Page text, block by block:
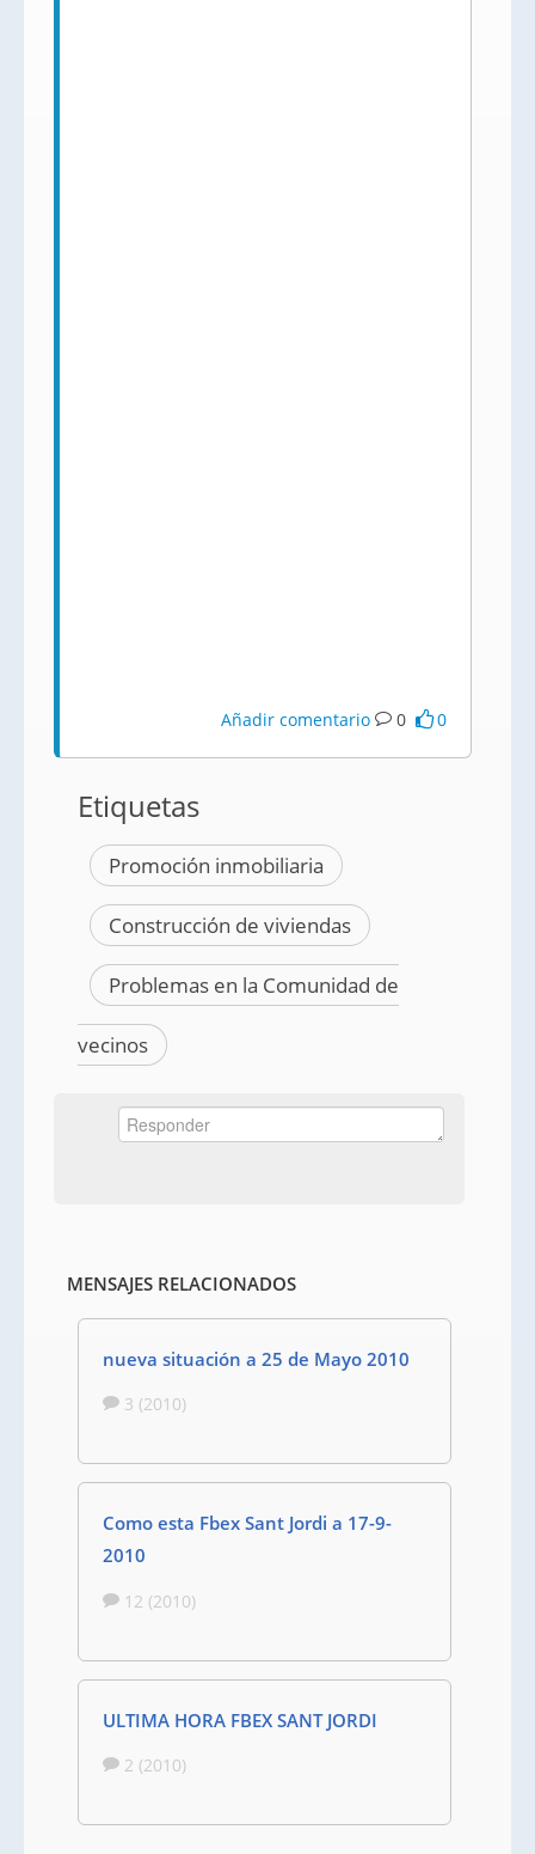
Añadir comentario 0 0
Etiquetas
Promoción inmobiliaria
Construcción de viviendas
Problemas en la Comunidad de
vecinos
MENSAJES RELACIONADOS
nueva situación a 25 de Mayo 2010
3 (2010)
Como esta Fbex Sant Jordi a 17-9-
2010
12 (2010)
ULTIMA HORA FBEX SANT JORDI
2 (2010)